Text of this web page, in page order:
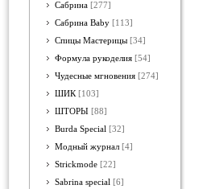
Сабрина [277]
Сабрина Baby [113]
Спицы Мастерицы [34]
Формула рукоделия [54]
Чудесные мгновения [274]
ШИК [103]
ШТОРЫ [88]
Burda Special [32]
Модный журнал [4]
Strickmode [22]
Sabrina special [6]